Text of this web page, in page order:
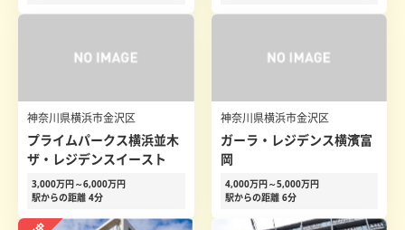
神奈川県横浜市金沢区
プライムパークス横浜並木
ザ・レジデンスイースト
3,000万円～6,000万円
駅からの距離 4分
神奈川県横浜市金沢区
ガーラ・レジデンス横濱富
岡
4,000万円～5,000万円
駅からの距離 6分